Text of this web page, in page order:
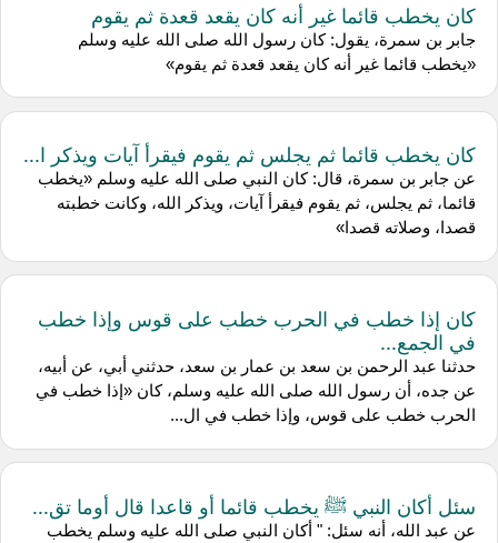
كان يخطب قائما غير أنه كان يقعد قعدة ثم يقوم
جابر بن سمرة، يقول: كان رسول الله صلى الله عليه وسلم
«يخطب قائما غير أنه كان يقعد قعدة ثم يقوم»
كان يخطب قائما ثم يجلس ثم يقوم فيقرأ آيات ويذكر ا...
عن جابر بن سمرة، قال: كان النبي صلى الله عليه وسلم «يخطب
قائما، ثم يجلس، ثم يقوم فيقرأ آيات، ويذكر الله، وكانت خطبته
قصدا، وصلاته قصدا»
كان إذا خطب في الحرب خطب على قوس وإذا خطب
في الجمع...
حدثنا عبد الرحمن بن سعد بن عمار بن سعد، حدثني أبي، عن أبيه،
عن جده، أن رسول الله صلى الله عليه وسلم، كان «إذا خطب في
الحرب خطب على قوس، وإذا خطب في ال...
سئل أكان النبي ﷺ يخطب قائما أو قاعدا قال أوما تق...
عن عبد الله، أنه سئل: " أكان النبي صلى الله عليه وسلم يخطب